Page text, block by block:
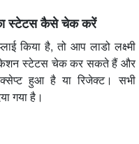
स्टेटस कैसे चेक करें
किया है, तो आप लाडो लक्ष्मी
स्टेटस चेक कर सकते हैं और
हुआ है या रिजेक्ट। सभी
गया है।